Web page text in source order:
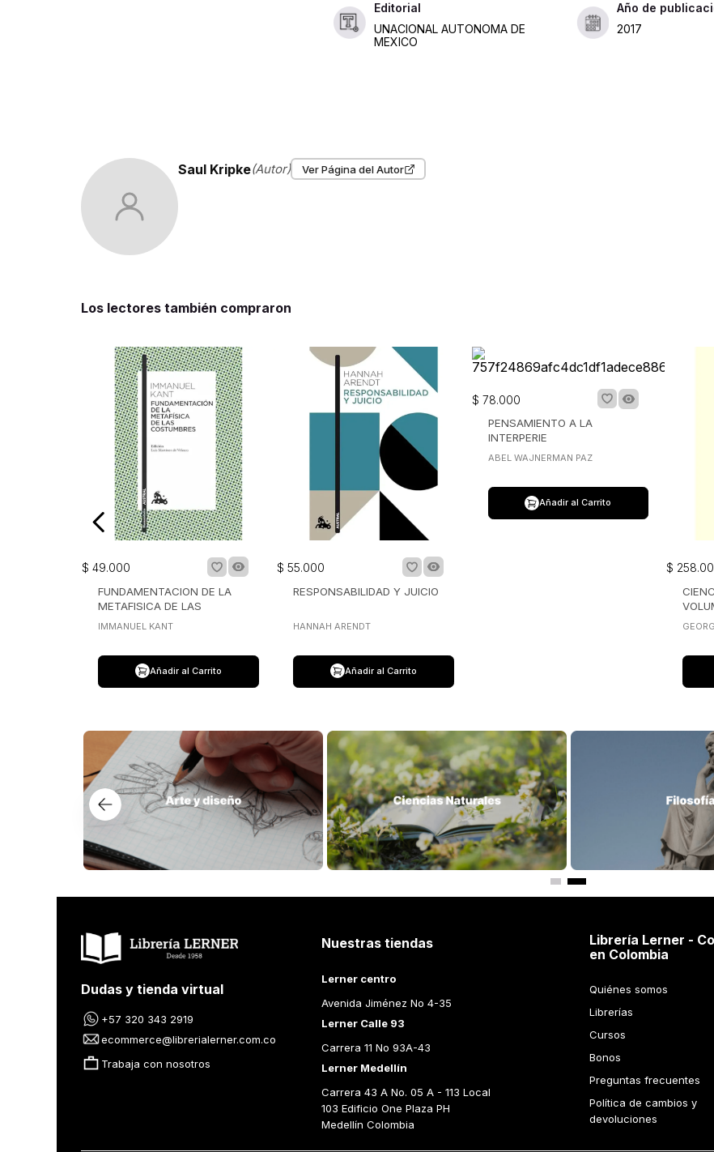
Editorial
UNACIONAL AUTONOMA DE
MEXICO
Año de
2017
Saul Kripke(Autor) Ver Página del Autor
Los lectores también compraron
$ 49.000
FUNDAMENTACION DE LA
METAFISICA DE LAS
COSTUMBRES
IMMANUEL KANT
Añadir al Carrito
$ 55.000
RESPONSABILIDAD Y JUICIO
HANNAH ARENDT
Añadir al Carrito
$ 78.000
PENSAMIENTO A LA
INTERPERIE
ABEL WAJNERMAN PAZ
Añadir al Carrito
$ 258.
Dudas y tienda virtual
+57 320 343 2919
ecommerce@librerialerner.com.co
Trabaja con nosotros
Nuestras tiendas
Lerner centro
Avenida Jiménez No 4-35
Lerner Calle 93
Carrera 11 No 93A-43
Lerner Medellín
Carrera 43 A No. 05 A - 113 Local
103 Edificio One Plaza PH
Medellín Colombia
Librería Lerner -
en Colombia
Quiénes somos
Librerías
Cursos
Bonos
Preguntas frecuentes
Política de cambios y
devoluciones